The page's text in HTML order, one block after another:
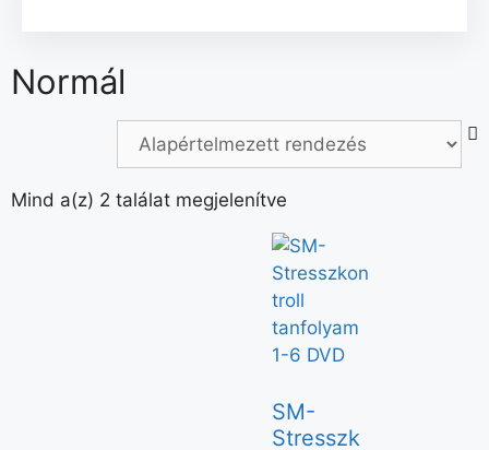
Normál
Mind a(z) 2 találat megjelenítve
SM-
Stresszk